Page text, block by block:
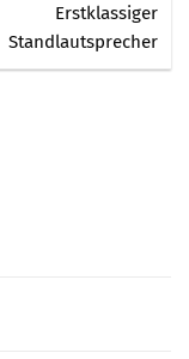
Erstklassiger
Standlautsprecher